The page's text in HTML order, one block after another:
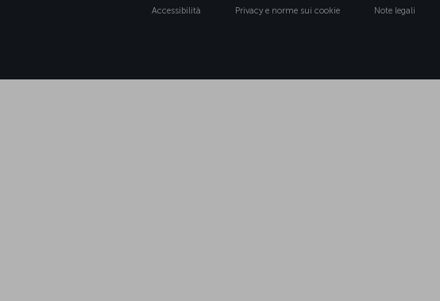
Accessibilità Privacy e norme sui cookie Note legali